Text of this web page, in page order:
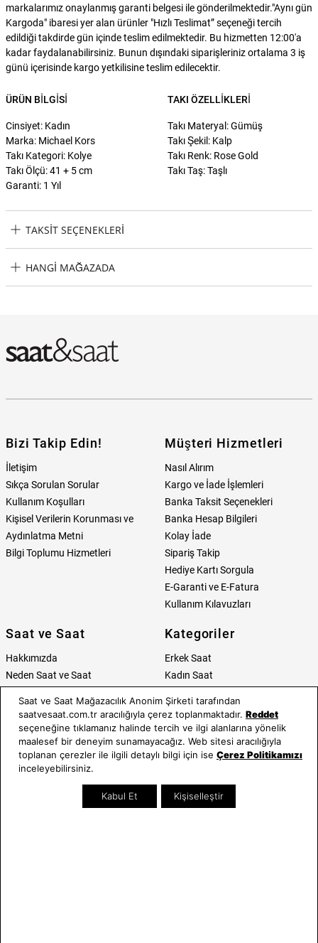
markalarımız onaylanmış garanti belgesi ile gönderilmektedir."Aynı gün
Kargoda" ibaresi yer alan ürünler "Hızlı Teslimat” seçeneği tercih
edildiği takdirde gün içinde teslim edilmektedir. Bu hizmetten 12:00'a
kadar faydalanabilirsiniz. Bunun dışındaki siparişleriniz ortalama 3 iş
günü içerisinde kargo yetkilisine teslim edilecektir.
ÜRÜN BILGISI
Cinsiyet: Kadın
Marka: Michael Kors
Takı Kategori: Kolye
Takı Ölçü: 41 + 5 cm
Garanti: 1 Yıl
TAKI ÖZELLIKLERI
Takı Materyal: Gümüş
Takı Şekil: Kalp
Takı Renk: Rose Gold
Takı Taş: Taşlı
TAKSIT SEÇENEKLERI
Seçenekleri
HANGI MAĞAZADA
Bizi Takip Edin!
İletişim
Sıkça Sorulan Sorular
Kullanım Koşulları
Kişisel Verilerin Korunması ve
Aydınlatma Metni
Bilgi Toplumu Hizmetleri
Müşteri Hizmetleri
Nasıl Alırım
Kargo ve İade İşlemleri
Banka Taksit Seçenekleri
Banka Hesap Bilgileri
Kolay İade
Sipariş Takip
Hediye Kartı Sorgula
E-Garanti ve E-Fatura
Kullanım Kılavuzları
Saat ve Saat
Hakkımızda
Neden Saat ve Saat
Kurumsal Satış
Mağazada Teknik Servis
Yatırımcı İlişkileri
Kategoriler
Erkek Saat
Kadın Saat
Takı & Aksesuar
Kampanyalar
İndirimliler
Online Özel
Blog
Saat ve Saat Mağazacılık Anonim Şirketi tarafından
saatvesaat.com.tr aracılığıyla çerez toplanmaktadır. Reddet
seçeneğine tıklamanız halinde tercih ve ilgi alanlarına yönelik
maalesef bir deneyim sunamayacağız. Web sitesi aracılığıyla
toplanan çerezler ile ilgili detaylı bilgi için ise Çerez Politikamızı
inceleyebilirsiniz.
Kabul Et Kişiselleştir